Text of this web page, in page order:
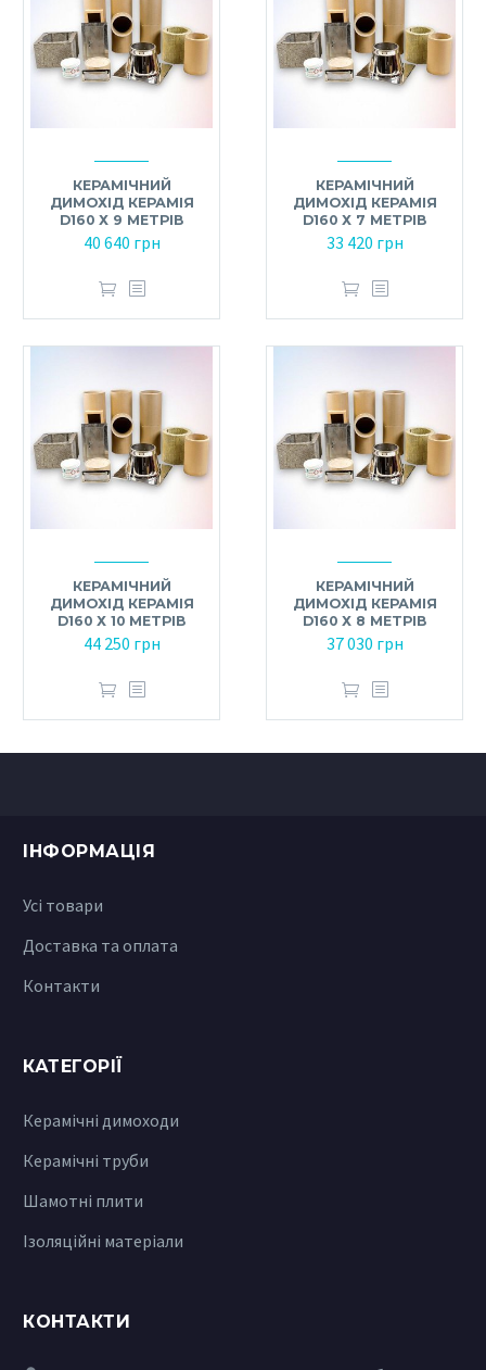
КЕРАМІЧНИЙ
ДИМОХІД КЕРАМІЯ
D160 Х 9 МЕТРІВ
40 640 грн
КЕРАМІЧНИЙ
ДИМОХІД КЕРАМІЯ
D160 Х 7 МЕТРІВ
33 420 грн
КЕРАМІЧНИЙ
ДИМОХІД КЕРАМІЯ
D160 Х 10 МЕТРІВ
44 250 грн
КЕРАМІЧНИЙ
ДИМОХІД КЕРАМІЯ
D160 Х 8 МЕТРІВ
37 030 грн
ІНФОРМАЦІЯ
Усі товари
Доставка та оплата
Контакти
КАТЕГОРІЇ
Керамічні димоходи
Керамічні труби
Шамотні плити
Ізоляційні матеріали
КОНТАКТИ